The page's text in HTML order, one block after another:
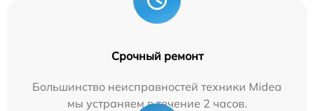
Срочный ремонт
Большинство неисправностей техники Midea
мы устраняем в течение 2 часов.